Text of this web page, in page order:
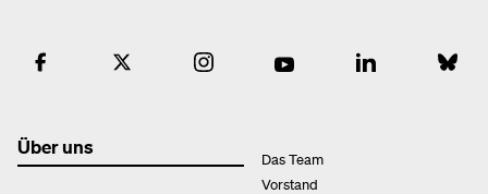
Über uns
Das Team
Vorstand